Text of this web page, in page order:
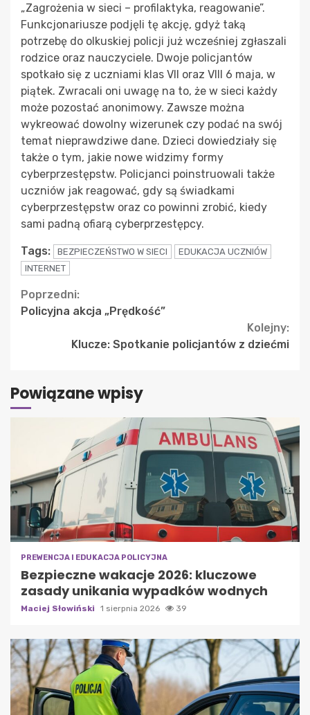
„Zagrożenia w sieci – profilaktyka, reagowanie”.
Funkcjonariusze podjęli tę akcję, gdyż taką
potrzebę do olkuskiej policji już wcześniej zgłaszali
rodzice oraz nauczyciele. Dwoje policjantów
spotkało się z uczniami klas VII oraz VIII 6 maja, w
piątek. Zwracali oni uwagę na to, że w sieci każdy
może pozostać anonimowy. Zawsze można
wykreować dowolny wizerunek czy podać na swój
temat nieprawdziwe dane. Dzieci dowiedziały się
także o tym, jakie nowe widzimy formy
cyberprzestępstw. Policjanci poinstruowali także
uczniów jak reagować, gdy są świadkami
cyberprzestępstw oraz co powinni zrobić, kiedy
sami padną ofiarą cyberprzestępcy.
Tags: BEZPIECZEŃSTWO W SIECI
EDUKACJA UCZNIÓW
INTERNET
Continue
Reading
Poprzedni:
Policyjna akcja „Prędkość”
Kolejny:
Klucze: Spotkanie policjantów z dziećmi
Powiązane wpisy
PREWENCJA I EDUKACJA POLICYJNA
Bezpieczne wakacje 2026: kluczowe
zasady unikania wypadków wodnych
Maciej Słowiński 1 sierpnia 2026 39